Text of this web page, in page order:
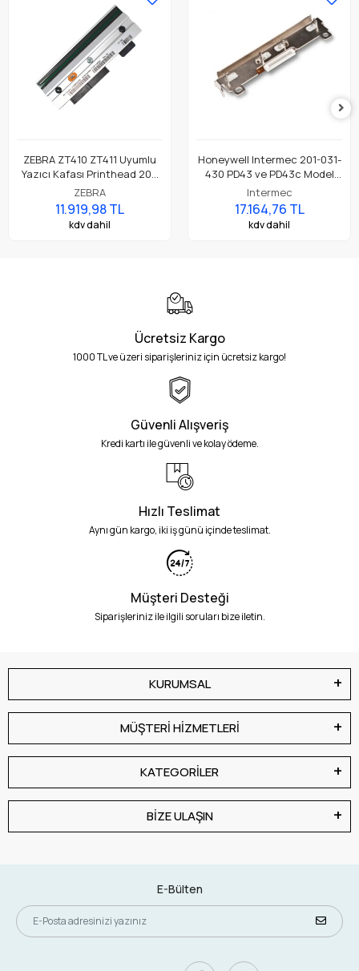
ZEBRA ZT410 ZT411 Uyumlu
Yazıcı Kafası Printhead 203
Dpi Parça No: P1058930-009
ZEBRA
11.919,98 TL
kdv dahil
Honeywell Intermec 201-031-
430 PD43 ve PD43c Model
Barkod Etiket Yazıcı 203 Dpi
Termal Baskı Kafası
Intermec
17.164,76 TL
kdv dahil
Ücretsiz Kargo
1000 TL ve üzeri siparişleriniz için ücretsiz kargo!
Güvenli Alışveriş
Kredi kartı ile güvenli ve kolay ödeme.
Hızlı Teslimat
Aynı gün kargo, iki iş günü içinde teslimat.
Müşteri Desteği
Siparişleriniz ile ilgili soruları bize iletin.
KURUMSAL
MÜŞTERİ HİZMETLERİ
KATEGORİLER
BİZE ULAŞIN
E-Bülten